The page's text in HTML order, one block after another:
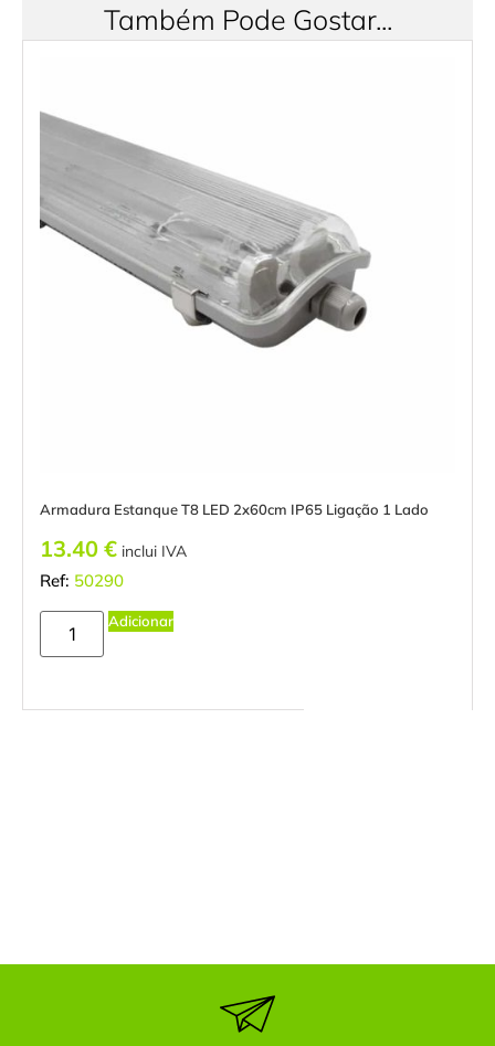
Também Pode Gostar...
Armadura Estanque T8 LED 2x60cm IP65 Ligação 1 Lado
13.40 € inclui IVA
Ref: 50290
Adicionar